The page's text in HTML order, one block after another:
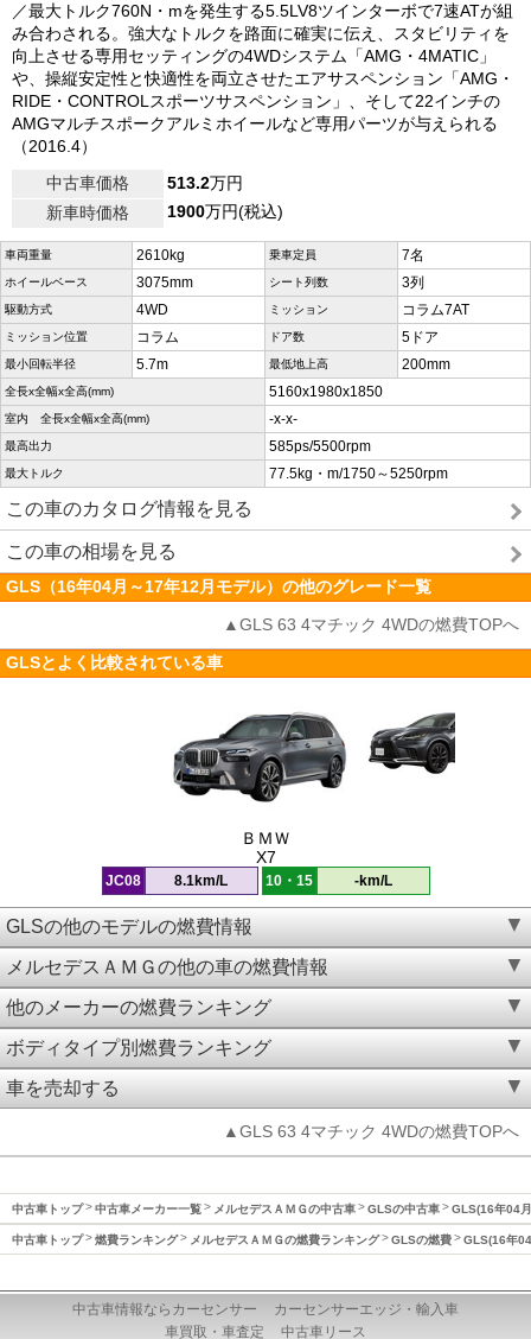
／最大トルク760N・mを発生する5.5LV8ツインターボで7速ATが組
み合わされる。強大なトルクを路面に確実に伝え、スタビリティを
向上させる専用セッティングの4WDシステム「AMG・4MATIC」
や、操縦安定性と快適性を両立させたエアサスペンション「AMG・
RIDE・CONTROLスポーツサスペンション」、そして22インチの
AMGマルチスポークアルミホイールなど専用パーツが与えられる
（2016.4）
中古車価格
513.2万円
新車時価格
1900万円(税込)
車両重量 2610kg 乗車定員 7名
ホイールベース 3075mm シート列数 3列
駆動方式 4WD ミッション コラム7AT
ミッション位置 コラム ドア数 5ドア
最小回転半径 5.7m 最低地上高 200mm
全長x全幅x全高(mm) 5160x1980x1850
室内 全長x全幅x全高(mm) -x-x-
最高出力 585ps/5500rpm
最大トルク 77.5kg・m/1750～5250rpm
この車のカタログ情報を見る
この車の相場を見る
GLS（16年04月～17年12月モデル）の他のグレード一覧
▲GLS 63 4マチック 4WDの燃費TOPへ
GLSとよく比較されている車
ＢＭＷ
X7
JC08 8.1km/L 10・15 -km/L
GLSの他のモデルの燃費情報
メルセデスＡＭＧの他の車の燃費情報
他のメーカーの燃費ランキング
ボディタイプ別燃費ランキング
車を売却する
▲GLS 63 4マチック 4WDの燃費TOPへ
中古車トップ 中古車メーカー一覧 メルセデスＡＭＧの中古車 GLSの中古車 GLS(16年04
中古車トップ 燃費ランキング メルセデスＡＭＧの燃費ランキング GLSの燃費 GLS(16年
中古車情報ならカーセンサー
カーセンサーエッジ・輸入車
車買取・車査定
中古車リース